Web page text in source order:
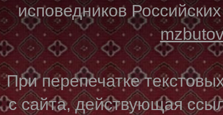
исповедников
При перепечатке
с сайта, действующая